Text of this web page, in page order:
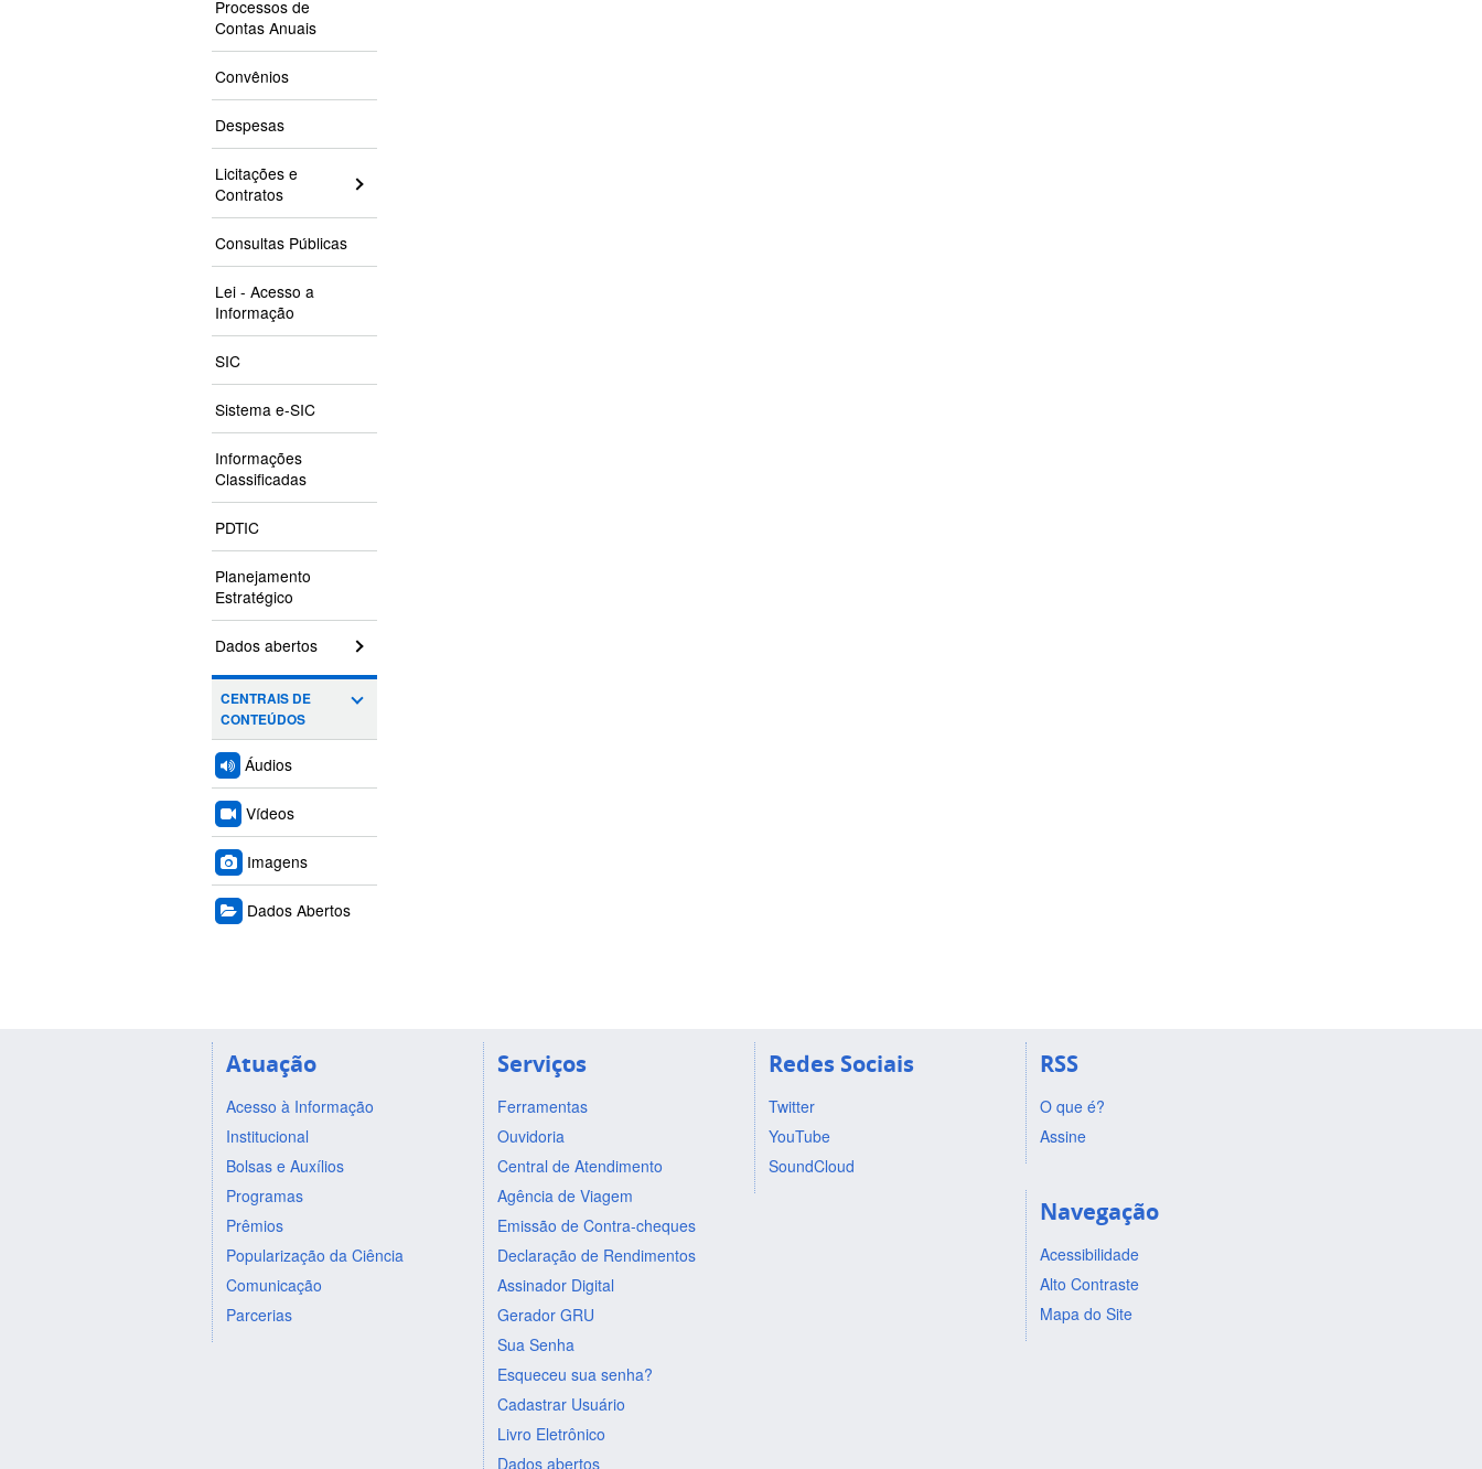
Processos de
Contas Anuais
Convênios
Despesas
Licitações e
Contratos
Consultas Públicas
Lei - Acesso a
Informação
SIC
Sistema e-SIC
Informações
Classificadas
PDTIC
Planejamento
Estratégico
Dados abertos
CENTRAIS DE
CONTEÚDOS
Áudios
Vídeos
Imagens
Dados Abertos
Atuação
Acesso à Informação
Institucional
Bolsas e Auxílios
Programas
Prêmios
Popularização da Ciência
Comunicação
Parcerias
Serviços
Ferramentas
Ouvidoria
Central de Atendimento
Agência de Viagem
Emissão de Contra-cheques
Declaração de Rendimentos
Assinador Digital
Gerador GRU
Sua Senha
Esqueceu sua senha?
Cadastrar Usuário
Livro Eletrônico
Dados abertos
Redes Sociais
Twitter
YouTube
SoundCloud
RSS
O que é?
Assine
Navegação
Acessibilidade
Alto Contraste
Mapa do Site